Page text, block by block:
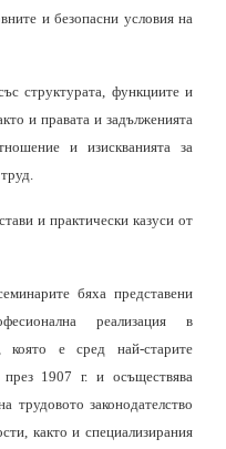
и безопасни условия на
структурата, функциите и
и правата и задълженията
и изискванията за
и практически казуси от
бяха представени
реализация в
която е сред най-старите
1907 г. и осъществява
трудовото законодателство
както и специализирания